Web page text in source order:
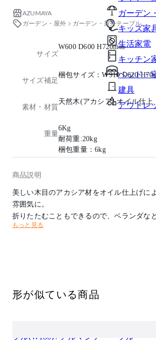
ガーデン
キッズ家
生活家電
キッチン
ベッド・
建具
アウトレ
AZUMAYA
ガーデン・屋外
ガーデン・屋外テーブル
サイズ
W600 D600 H720mm
サイズ補足
梱包サイズ：W910 D620
素材・材質
天然木(アカシア) オイル仕上
重量
6Kg
耐荷重:20kg
梱包重量：6kg
商品説明
美しい木目のアカシア材をオイル仕上げに
雰囲気に。
折りたたむこともできるので、ベランダな
スで使う際にも便利です。
。
もっと見る
形が似ている商品